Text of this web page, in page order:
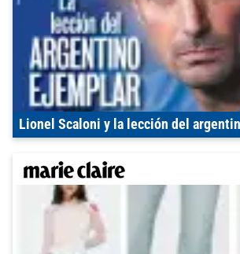
Lionel Scaloni y la lección del